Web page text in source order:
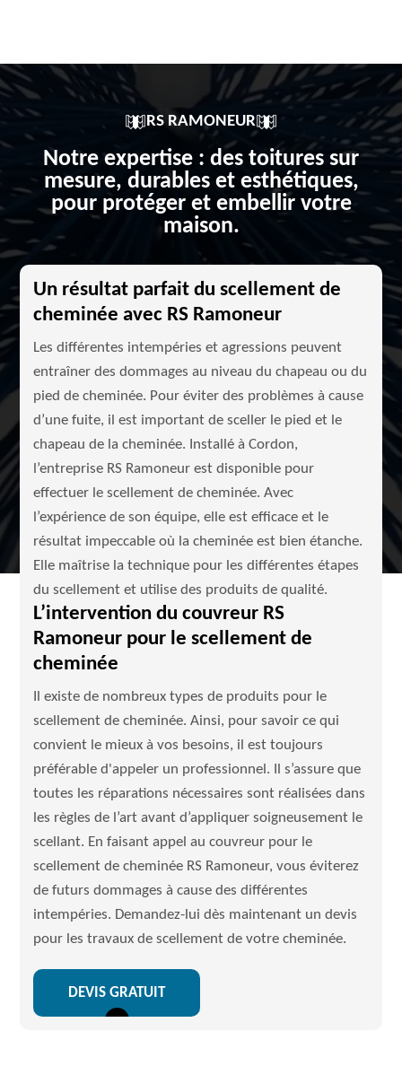
RS RAMONEUR
Notre expertise : des toitures sur
mesure, durables et esthétiques,
pour protéger et embellir votre
maison.
Un résultat parfait du scellement de
cheminée avec RS Ramoneur
Les différentes intempéries et agressions peuvent
entraîner des dommages au niveau du chapeau ou du
pied de cheminée. Pour éviter des problèmes à cause
d’une fuite, il est important de sceller le pied et le
chapeau de la cheminée. Installé à Cordon,
l’entreprise RS Ramoneur est disponible pour
effectuer le scellement de cheminée. Avec
l’expérience de son équipe, elle est efficace et le
résultat impeccable où la cheminée est bien étanche.
Elle maîtrise la technique pour les différentes étapes
du scellement et utilise des produits de qualité.
L’intervention du couvreur RS
Ramoneur pour le scellement de
cheminée
Il existe de nombreux types de produits pour le
scellement de cheminée. Ainsi, pour savoir ce qui
convient le mieux à vos besoins, il est toujours
préférable d'appeler un professionnel. Il s’assure que
toutes les réparations nécessaires sont réalisées dans
les règles de l’art avant d’appliquer soigneusement le
scellant. En faisant appel au couvreur pour le
scellement de cheminée RS Ramoneur, vous éviterez
de futurs dommages à cause des différentes
intempéries. Demandez-lui dès maintenant un devis
pour les travaux de scellement de votre cheminée.
DEVIS GRATUIT